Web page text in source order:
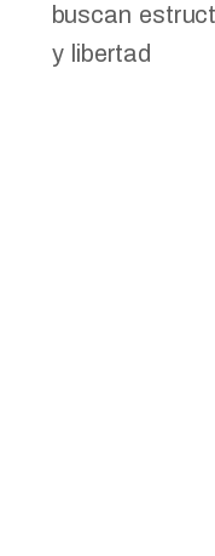
buscan
y libertad